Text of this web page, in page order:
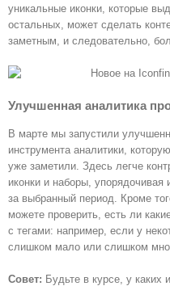
уникальные иконки, которые
остальных, может сделать
заметным, и следовательно,
Улучшенная аналитика
В марте мы запустили
инструмента аналитики,
уже заметили. Здесь легче
иконки и наборы, упорядочивая
за выбранный период. Кроме
можете проверить, есть ли
с тегами: например, если у
слишком мало или слишком
Совет: Будьте в курсе, у каких